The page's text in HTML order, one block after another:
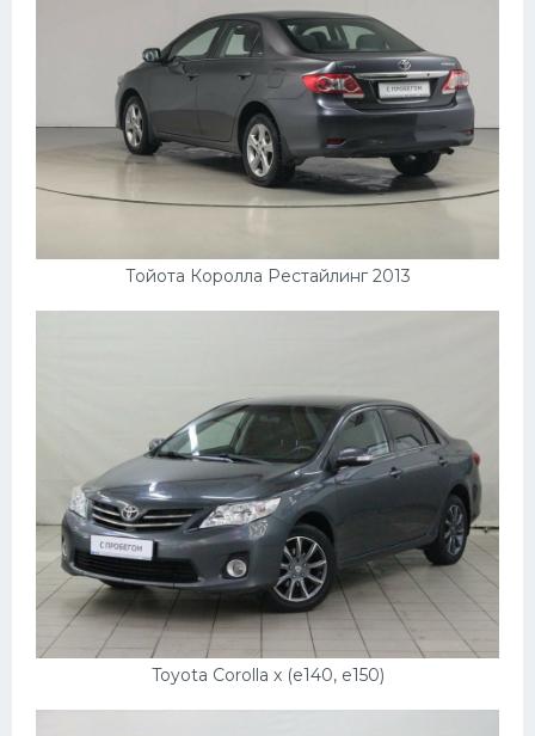
Тойота Королла Рестайлинг 2013
Toyota Corolla x (e140, e150)